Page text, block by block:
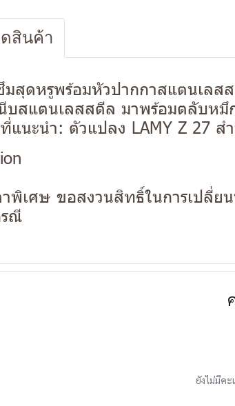
ดสินค้า
สุดหรูพร้อมหัวปากกาสแตนเลส
สแตนเลสสตีล มาพร้อมตลับหมึ
แนะนำ: ตัวแปลง LAMY Z 27 ส
พิเศษ ขอสงวนสิทธิ์ในการเปลี่ย
ณี
ยังไม่มีค